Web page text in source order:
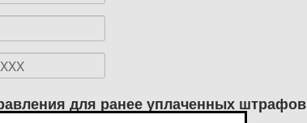
для ранее уплаченных штрафов